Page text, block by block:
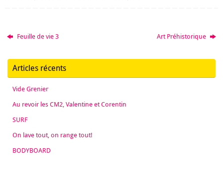
Feuille de vie 3 Art Préhistorique
Articles récents
Vide Grenier
Au revoir les CM2, Valentine et Corentin
SURF
On lave tout, on range tout!
BODYBOARD